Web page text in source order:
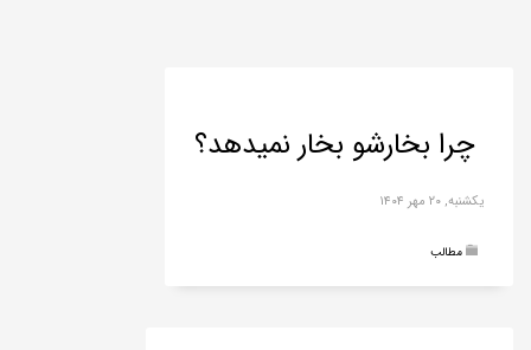
چرا بخارشو بخار نمیدهد؟
یکشنبه, ۲۰ مهر ۱۴۰۴
مطالب